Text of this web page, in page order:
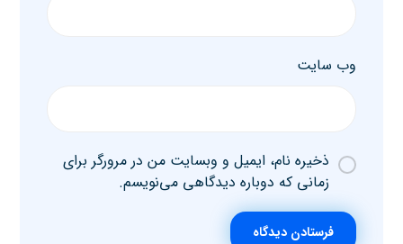
وب‌ سایت
ذخیره نام، ایمیل و وبسایت من در مرورگر برای
زمانی که دوباره دیدگاهی می‌نویسم.
فرستادن دیدگاه